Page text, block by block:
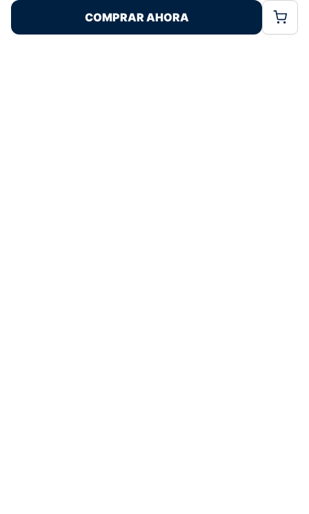
Política de CookiesPolítica de Privacidad
COMPRAR AHORA
Pagos 100% Seguros Ofertas Sin Límites